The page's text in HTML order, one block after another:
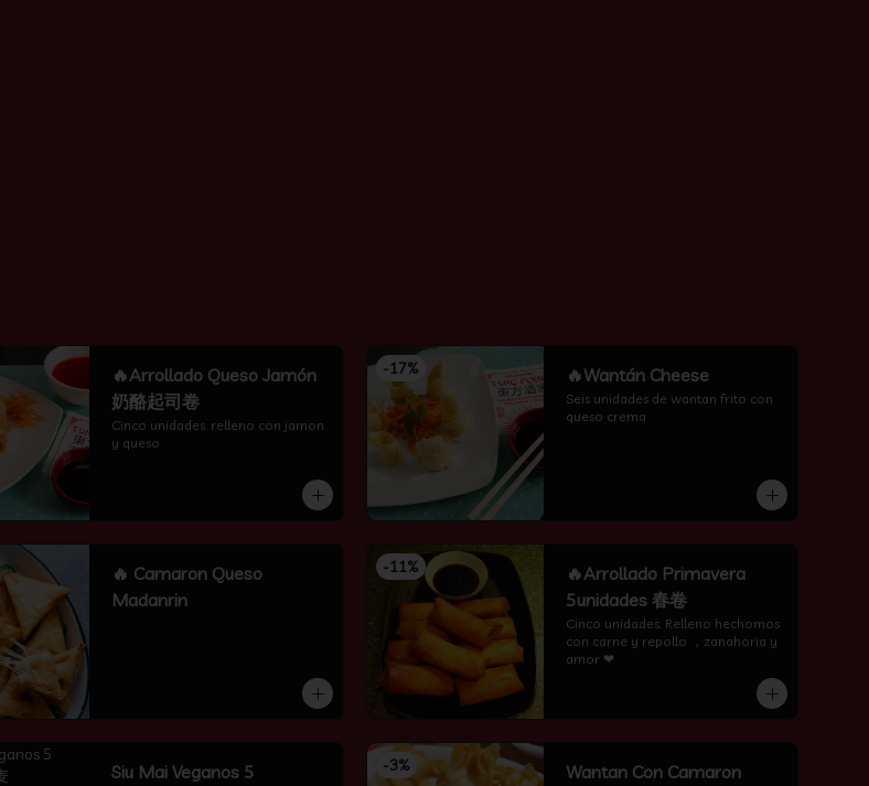
🔥Arrollado Queso Jamón
奶酪起司卷
Cinco unidades. relleno con jamon
y queso
-17% 🔥Wantán Cheese
Seis unidades de wantan frito con
queso crema
🔥 Camaron Queso
Madanrin
-11%
🔥Arrollado Primavera
5unidades 春卷
Cinco unidades. Relleno hechomos
con carne y repollo ，zanahoria y
amor ❤
Siu Mai Veganos 5
-3% Wantan Con Camaron